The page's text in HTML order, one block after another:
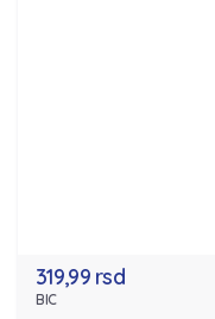
319,99 rsd
BIC